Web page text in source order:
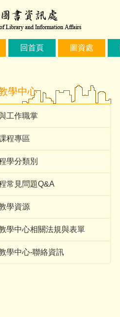
回首頁 圖資處
學中心
工作職掌
程專區
學分類別
常見問題Q&A
學資源
學中心相關法規與表單
學中心-聯絡資訊